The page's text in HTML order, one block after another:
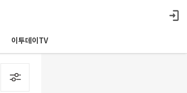
이투데이TV